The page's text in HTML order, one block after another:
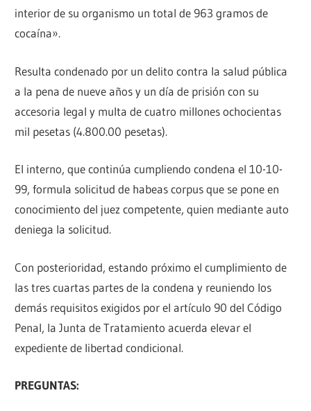
interior de su organismo un total de 963 gramos de
cocaína».
Resulta condenado por un delito contra la salud pública
a la pena de nueve años y un día de prisión con su
accesoria legal y multa de cuatro millones ochocientas
mil pesetas (4.800.00 pesetas).
El interno, que continúa cumpliendo condena el 10-10-
99, formula solicitud de habeas corpus que se pone en
conocimiento del juez competente, quien mediante auto
deniega la solicitud.
Con posterioridad, estando próximo el cumplimiento de
las tres cuartas partes de la condena y reuniendo los
demás requisitos exigidos por el artículo 90 del Código
Penal, la Junta de Tratamiento acuerda elevar el
expediente de libertad condicional.
PREGUNTAS: